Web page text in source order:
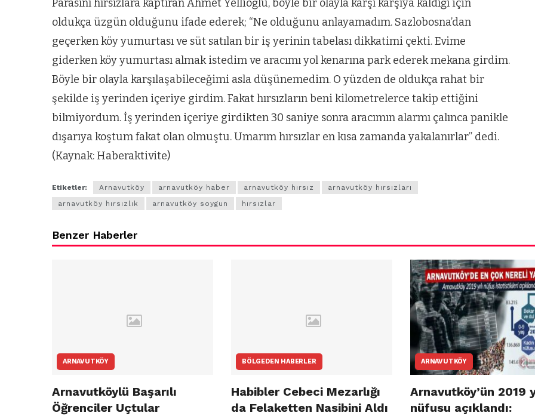
Parasını hırsızlara kaptıran Ahmet Yellioğlu, böyle bir olayla karşı karşıya kaldığı için
oldukça üzgün olduğunu ifade ederek; “Ne olduğunu anlayamadım. Sazlobosna’dan
geçerken köy yumurtası ve süt satılan bir iş yerinin tabelası dikkatimi çekti. Evime
giderken köy yumurtası almak istedim ve aracımı yol kenarına park ederek mekana girdim.
Böyle bir olayla karşılaşabileceğimi asla düşünemedim. O yüzden de oldukça rahat bir
şekilde iş yerinden içeriye girdim. Fakat hırsızların beni kilometrelerce takip ettiğini
bilmiyordum. İş yerinden içeriye girdikten 30 saniye sonra aracımın alarmı çalınca panikle
dışarıya koştum fakat olan olmuştu. Umarım hırsızlar en kısa zamanda yakalanırlar” dedi.
(Kaynak: Haberaktivite)
Etiketler: Arnavutköy arnavutköy haber arnavutköy hırsız
arnavutköy hırsızları
arnavutköy hırsızlık
arnavutköy soygun hırsızlar
Benzer Haberler
ARNAVUTKÖY
Arnavutköylü Başarılı
Öğrenciler Uçtular
BÖLGEDEN HABERLER
Habibler Cebeci Mezarlığı
da Felaketten Nasibini Aldı
ARNAVUTKÖY
Arnavutköy’ün 2019
nüfusu açıklandı: